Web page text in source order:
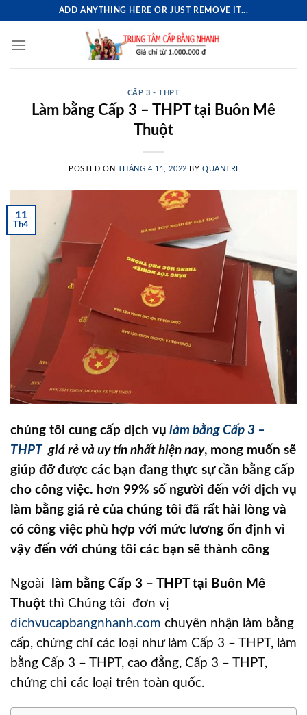
content
ADD ANYTHING HERE OR JUST REMOVE IT...
CẤP 3 - THPT
Làm bằng Cấp 3 – THPT tại Buôn Mê
Thuột
POSTED ON THÁNG 4 11, 2022 BY QUANTRI
11
Th4
chúng tôi cung cấp dịch vụ làm bằng Cấp 3 –
THPT giá rẻ và uy tín nhất hiện nay, mong muốn sẽ
giúp đỡ được các bạn đang thực sự cần bằng cấp
cho công việc. hơn 99% số người đến với dịch vụ
làm bằng giá rẻ của chúng tôi đã rất hài lòng và
có công việc phù hợp với mức lương ổn định vì
vậy đến với chúng tôi các bạn sẽ thành công
Ngoài
làm bằng Cấp 3 – THPT tại Buôn Mê
Thuột thì Chúng tôi đơn vị
dichvucapbangnhanh.com chuyên nhận làm bằng
cấp, chứng chỉ các loại như làm Cấp 3 – THPT, làm
bằng Cấp 3 – THPT, cao đẳng, Cấp 3 – THPT,
chứng chỉ các loại trên toàn quốc.